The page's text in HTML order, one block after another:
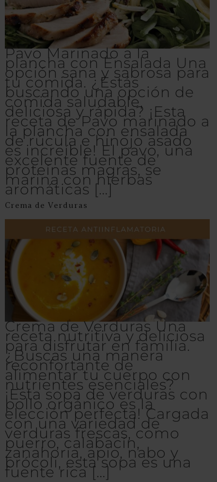
Pavo Marinado a la
plancha con Ensalada Una
opción sana y sabrosa para
tu comida. ¿Estás
buscando una opción de
comida saludable,
deliciosa y rápida? ¡Esta
receta de Pavo marinado a
la plancha con ensalada
de rúcula e hinojo asado
es increíble! El pavo, una
excelente fuente de
proteínas magras, se
marina con hierbas
aromáticas […]
Crema de Verduras
Crema de Verduras Una
receta nutritiva y deliciosa
para disfrutar en familia.
¿Buscas una manera
reconfortante de
alimentar tu cuerpo con
nutrientes esenciales?
¡Esta sopa de verduras con
pollo orgánico es la
elección perfecta! Cargada
con una variedad de
verduras frescas, como
puerro, calabacín,
zanahoria, apio, nabo y
brócoli, esta sopa es una
fuente rica […]